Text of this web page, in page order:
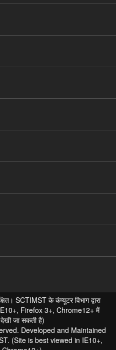
SCTIMST के कंप्यूटर विभाग द्वारा
Firefox 3+, Chrome12+ में
देखी जा सकती है)
Developed and Maintained
(Site is best viewed in IE10+,